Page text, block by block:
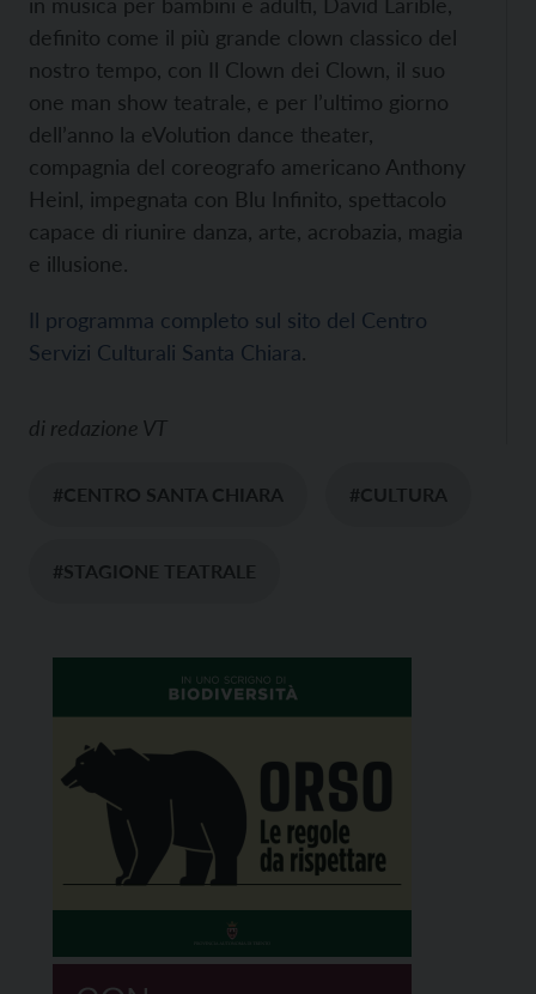
in musica per bambini e adulti, David Larible,
definito come il più grande clown classico del
nostro tempo, con Il Clown dei Clown, il suo
one man show teatrale, e per l’ultimo giorno
dell’anno la eVolution dance theater,
compagnia del coreografo americano Anthony
Heinl, impegnata con Blu Infinito, spettacolo
capace di riunire danza, arte, acrobazia, magia
e illusione.
Il programma completo sul sito del Centro
Servizi Culturali Santa Chiara.
di redazione VT
#CENTRO SANTA CHIARA #CULTURA
#STAGIONE TEATRALE